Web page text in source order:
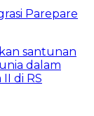
Parepare